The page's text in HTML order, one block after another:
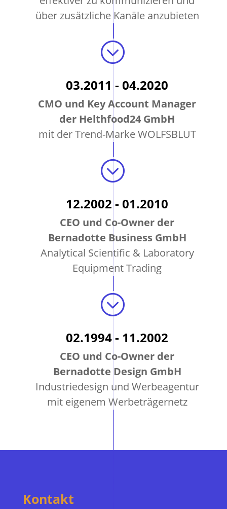
über zusätzliche Kanäle anzubieten
;
03.2011 - 04.2020
CMO und Key Account Manager
der Helthfood24 GmbH
mit der Trend-Marke WOLFSBLUT
;
12.2002 - 01.2010
CEO und Co-Owner der
Bernadotte Business GmbH
Analytical Scientific & Laboratory
Equipment Trading
;
02.1994 - 11.2002
CEO und Co-Owner der
Bernadotte Design GmbH
Industriedesign und Werbeagentur
mit eigenem Werbeträgernetz
Kontakt